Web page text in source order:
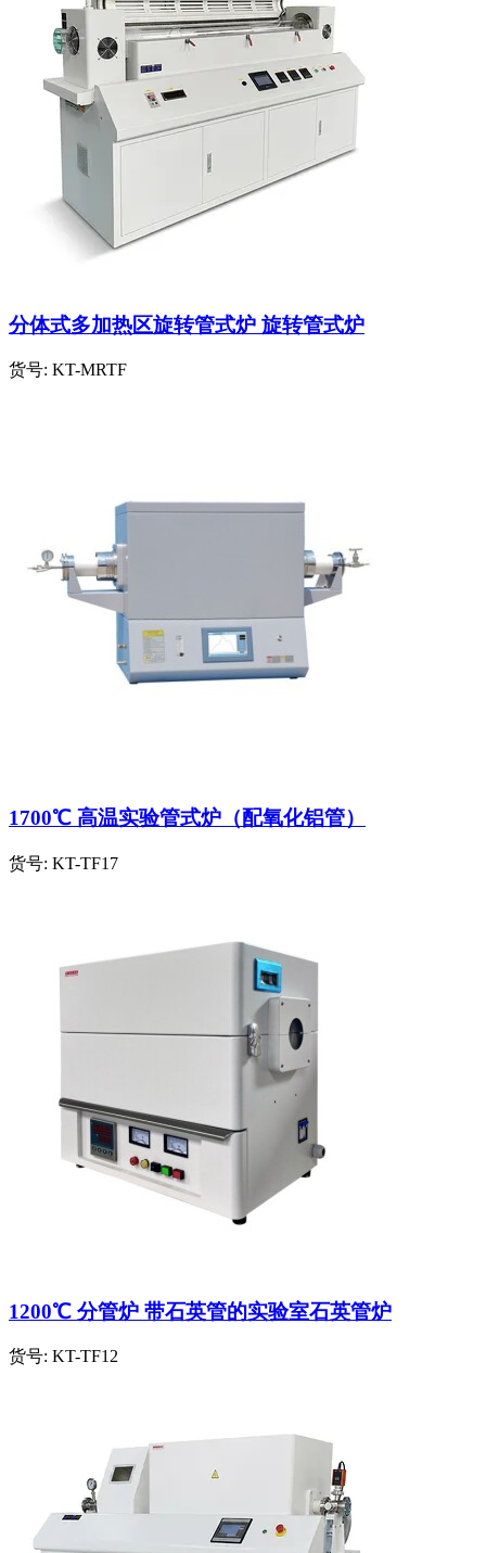
分体式多加热区旋转管式炉 旋转管式炉
货号: KT-MRTF
1700℃ 高温实验管式炉（配氧化铝管）
货号: KT-TF17
1200℃ 分管炉 带石英管的实验室石英管炉
货号: KT-TF12